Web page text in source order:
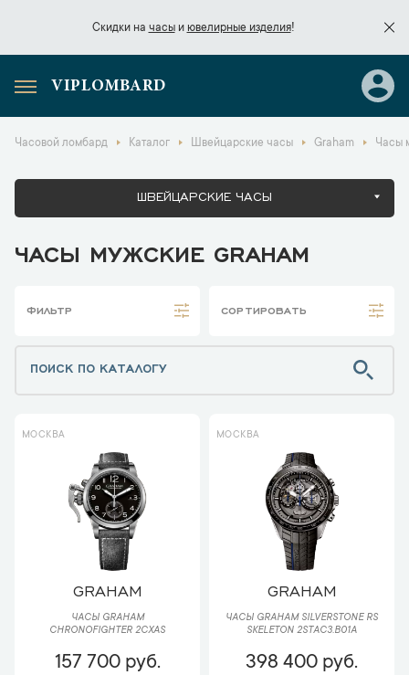
Скидки на часыи ювелирные изделия!
Скидки начасы
VIPLOMBARD
Часовой ломбард Каталог Швейцарские часы Graham Часы
ШВЕЙЦАРСКИЕ ЧАСЫ
ЧАСЫ МУЖСКИЕ GRAHAM
ФИЛЬТР СОРТИРОВАТЬ
МОСКВА
GRAHAM
ЧАСЫ GRAHAM
CHRONOFIGHTER 2CXAS
157 700 руб.
МОСКВА
GRAHAM
ЧАСЫ GRAHAM SILVERSTONE RS
SKELETON 2STAC3.B01A
398 400 руб.